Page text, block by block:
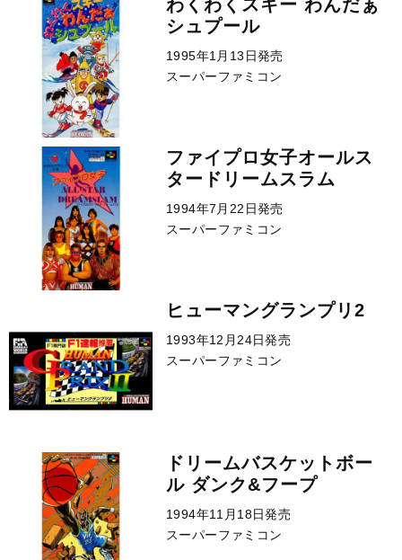
わくわくスキー わんだぁ
シュプール
1995年1月13日発売
スーパーファミコン
ファイプロ女子オールス
タードリームスラム
1994年7月22日発売
スーパーファミコン
ヒューマングランプリ2
1993年12月24日発売
スーパーファミコン
ドリームバスケットボー
ル ダンク&フープ
1994年11月18日発売
スーパーファミコン